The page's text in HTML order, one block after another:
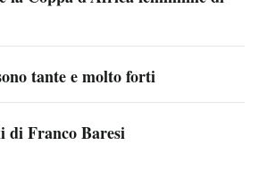
tante e molto forti
di Franco Baresi